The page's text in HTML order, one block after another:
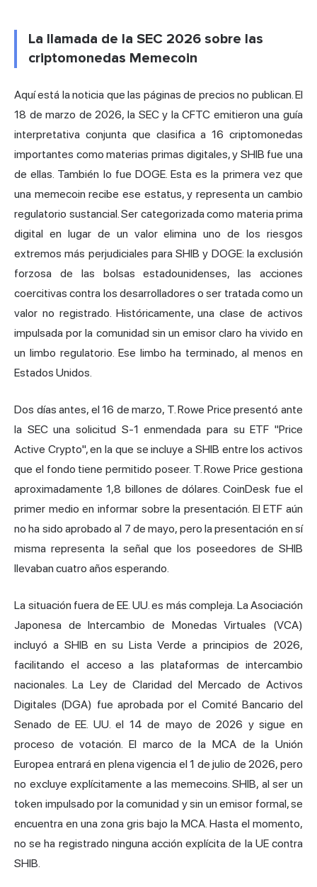
La llamada de la SEC 2026 sobre las
criptomonedas Memecoin
Aquí está la noticia que las páginas de precios no publican. El
18 de marzo de 2026, la SEC y la CFTC emitieron una guía
interpretativa conjunta que clasifica a 16 criptomonedas
importantes como materias primas digitales, y SHIB fue una
de ellas. También lo fue DOGE. Esta es la primera vez que
una memecoin recibe ese estatus, y representa un cambio
regulatorio sustancial. Ser categorizada como materia prima
digital en lugar de un valor elimina uno de los riesgos
extremos más perjudiciales para SHIB y DOGE: la exclusión
forzosa de las bolsas estadounidenses, las acciones
coercitivas contra los desarrolladores o ser tratada como un
valor no registrado. Históricamente, una clase de activos
impulsada por la comunidad sin un emisor claro ha vivido en
un limbo regulatorio. Ese limbo ha terminado, al menos en
Estados Unidos.
Dos días antes, el 16 de marzo, T. Rowe Price presentó ante
la SEC una solicitud S-1 enmendada para su ETF "Price
Active Crypto", en la que se incluye a SHIB entre los activos
que el fondo tiene permitido poseer. T. Rowe Price gestiona
aproximadamente 1,8 billones de dólares. CoinDesk fue el
primer medio en informar sobre la presentación. El ETF aún
no ha sido aprobado al 7 de mayo, pero la presentación en sí
misma representa la señal que los poseedores de SHIB
llevaban cuatro años esperando.
La situación fuera de EE. UU. es más compleja. La Asociación
Japonesa de Intercambio de Monedas Virtuales (VCA)
incluyó a SHIB en su Lista Verde a principios de 2026,
facilitando el acceso a lasplataformas de intercambio
nacionales. La Ley de Claridad del Mercado de Activos
Digitales (DGA) fue aprobada por el Comité Bancario del
Senado de EE. UU. el 14 de mayo de 2026 y sigue en
proceso de votación. El marco de la MCA de la Unión
Europea entrará en plena vigencia el 1 de julio de 2026, pero
no excluye explícitamente a las memecoins. SHIB, al ser un
token impulsado por la comunidad y sin un emisor formal, se
encuentra en una zona gris bajo la MCA. Hasta el momento,
no se ha registrado ninguna acción explícita de la UE contra
SHIB.